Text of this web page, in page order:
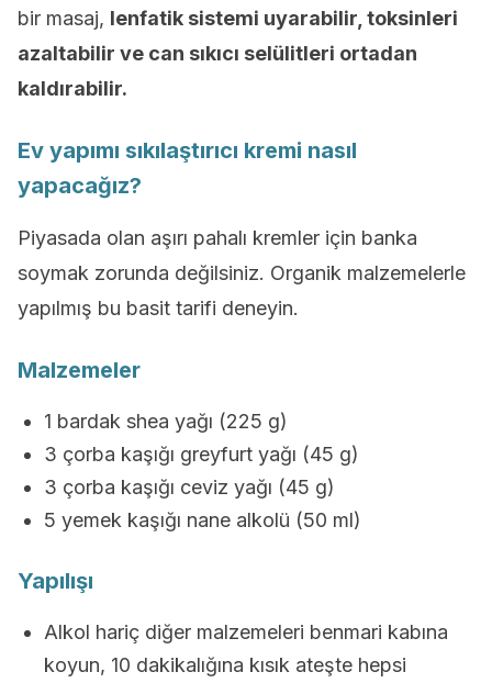
bir masaj, lenfatik sistemi uyarabilir, toksinleri
azaltabilir ve can sıkıcı selülitleri ortadan
kaldırabilir.
Ev yapımı sıkılaştırıcı kremi nasıl
yapacağız?
Piyasada olan aşırı pahalı kremler için banka
soymak zorunda değilsiniz. Organik malzemelerle
yapılmış bu basit tarifi deneyin.
Malzemeler
1 bardak shea yağı (225 g)
3 çorba kaşığı greyfurt yağı (45 g)
3 çorba kaşığı ceviz yağı (45 g)
5 yemek kaşığı nane alkolü (50 ml)
Yapılışı
Alkol hariç diğer malzemeleri benmari kabına
koyun, 10 dakikalığına kısık ateşte hepsi